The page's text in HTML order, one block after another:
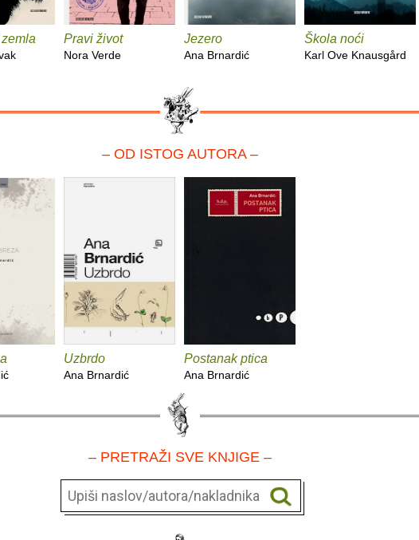
Pravi život
Nora Verde
Jezero
Ana Brnardić
Škola noći
Karl Ove Knausgård
– OD ISTOG AUTORA –
Uzbrdo
Ana Brnardić
Postanak ptica
Ana Brnardić
– PRETRAŽI SVE KNJIGE –